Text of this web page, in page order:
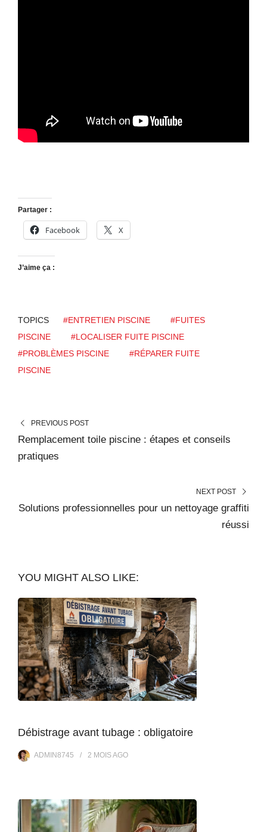
Partager :
Facebook X
J’aime ça :
TOPICS #ENTRETIEN PISCINE
#FUITES
PISCINE
#LOCALISER FUITE PISCINE
#PROBLÈMES PISCINE
#RÉPARER FUITE
PISCINE
PREVIOUS POST
Remplacement toile piscine : étapes et conseils
pratiques
NEXT POST
Solutions professionnelles pour un nettoyage graffiti
réussi
YOU MIGHT ALSO LIKE:
Débistrage avant tubage : obligatoire
ADMIN8745 2 MOISAGO